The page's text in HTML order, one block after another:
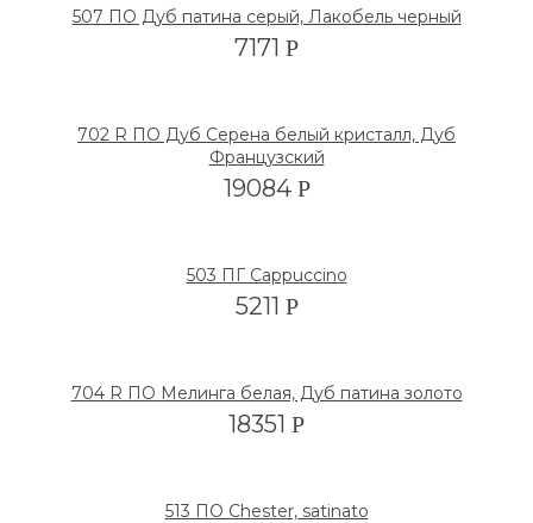
507 ПО Дуб патина серый, Лакобель черный
7171 Р
702 R ПО Дуб Серена белый кристалл, Дуб
Французский
19084 Р
503 ПГ Cappuccino
5211 Р
704 R ПО Мелинга белая, Дуб патина золото
18351 Р
513 ПО Chester, satinato